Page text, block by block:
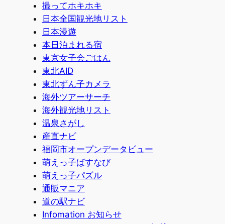
撮ってホキホキ
日本全国観光地リスト
日本漫遊
本日泊まれる宿
東京女子会ごはん
東北AID
東北ずん子カメラ
海外ツアーサーチ
海外観光地リスト
温泉さがし
産直ナビ
福岡市オープンデータビュー
萌えっ子ばすなび
萌えっ子パズル
通販マニア
道の駅ナビ
Infomation お知らせ